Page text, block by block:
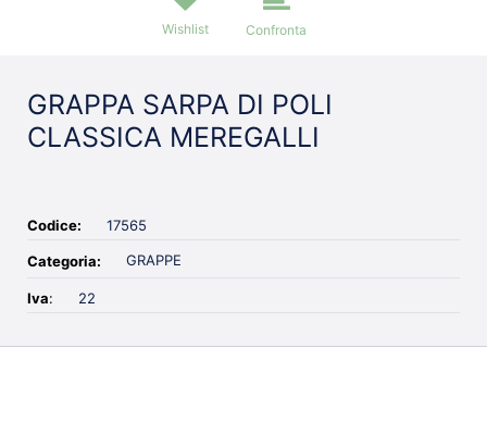
Wishlist Confronta
GRAPPA SARPA DI POLI
CLASSICA MEREGALLI
Codice: 17565
Categoria: GRAPPE
Iva: 22